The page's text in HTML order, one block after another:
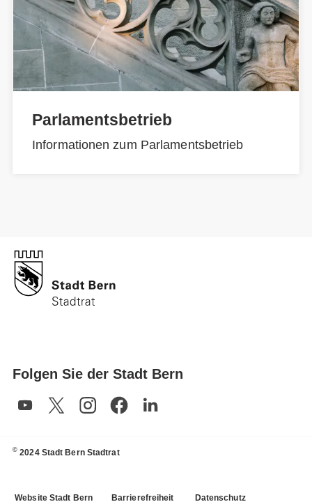
Parlamentsbetrieb
Informationen zum Parlamentsbetrieb
Folgen Sie der Stadt Bern
© 2024 Stadt Bern Stadtrat
Website Stadt Bern Barrierefreiheit Datenschutz